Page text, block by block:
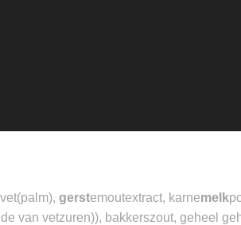
gerstemoutextract, karnemelk
van vetzuren)), bakkerszout, geheel